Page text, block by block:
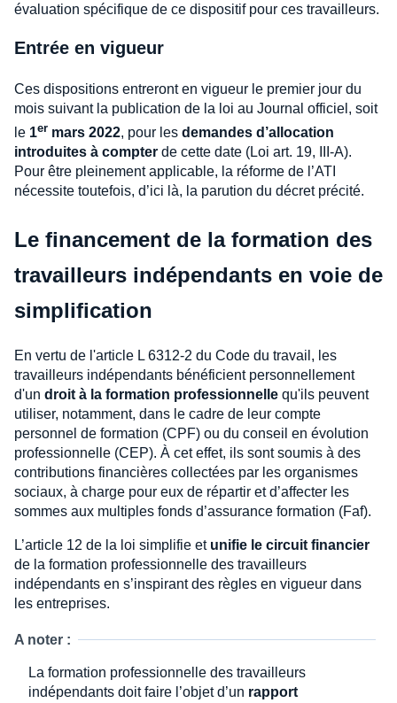
évaluation spécifique de ce dispositif pour ces travailleurs.
Entrée en vigueur
Ces dispositions entreront en vigueur le premier jour du
mois suivant la publication de la loi au Journal officiel, soit
le 1er mars 2022, pour les demandes d’allocation
introduites à compter de cette date (Loi art. 19, III-A).
Pour être pleinement applicable, la réforme de l’ATI
nécessite toutefois, d’ici là, la parution du décret précité.
Le financement de la formation des
travailleurs indépendants en voie de
simplification
En vertu de l'article L 6312-2 du Code du travail, les
travailleurs indépendants bénéficient personnellement
d'un droit à la formation professionnelle qu'ils peuvent
utiliser, notamment, dans le cadre de leur compte
personnel de formation (CPF) ou du conseil en évolution
professionnelle (CEP). À cet effet, ils sont soumis à des
contributions financières collectées par les organismes
sociaux, à charge pour eux de répartir et d’affecter les
sommes aux multiples fonds d’assurance formation (Faf).
L’article 12 de la loi simplifie et unifie le circuit financier
de la formation professionnelle des travailleurs
indépendants en s’inspirant des règles en vigueur dans
les entreprises.
A noter :
La formation professionnelle des travailleurs
indépendants doit faire l’objet d’un rapport